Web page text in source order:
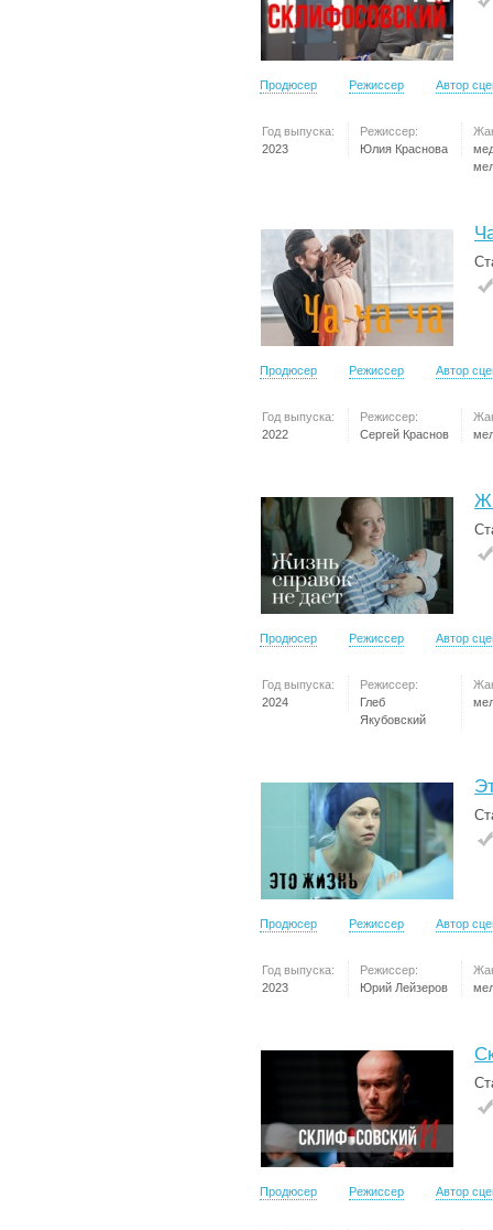
Продюсер Режиссер Автор
Год выпуска:
2023
Режиссер:
Юлия Краснова
Продюсер Режиссер Автор
Год выпуска:
2022
Режиссер:
Сергей Краснов
Продюсер Режиссер Автор
Год выпуска:
2024
Режиссер:
Глеб
Якубовский
Продюсер Режиссер Автор
Год выпуска:
2023
Режиссер:
Юрий Лейзеров
Продюсер Режиссер Автор